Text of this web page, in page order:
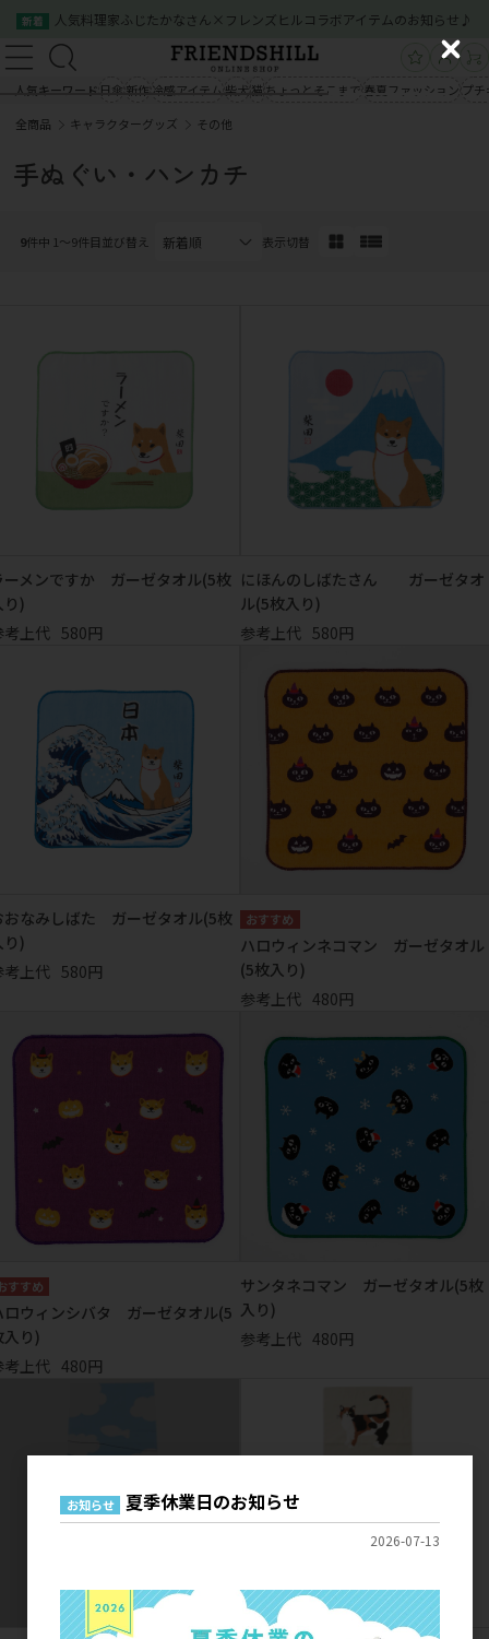
商品一覧
会社概要
新着 人気料理家ふじたかなさん×フレンズヒルコラボアイテムのお知らせ♪
人気キーワード 日傘 新作 冷感アイテム 柴犬猫 ちょっとそこまで 春夏ファッション プ
クイックオーダー
全商品 キャラクターグッズ その他
手ぬぐい・ハンカチ
9件中 1〜9件目並び替え 表示切替
ーメンですか ガーゼタオル(5枚
り)
考上代 580円
にほんのしばたさん ガーゼタオ
ル(5枚入り)
参考上代 580円
おなみしばた ガーゼタオル(5枚
り)
考上代 580円
ハロウィンネコマン ガーゼタオル
(5枚入り)
参考上代 480円
ロウィンシバタ ガーゼタオル(5
入り)
考上代 480円
サンタネコマン ガーゼタオル(5枚
入り)
参考上代 480円
お知らせ 夏季休業日のお知らせ
2026-07-13
C
l